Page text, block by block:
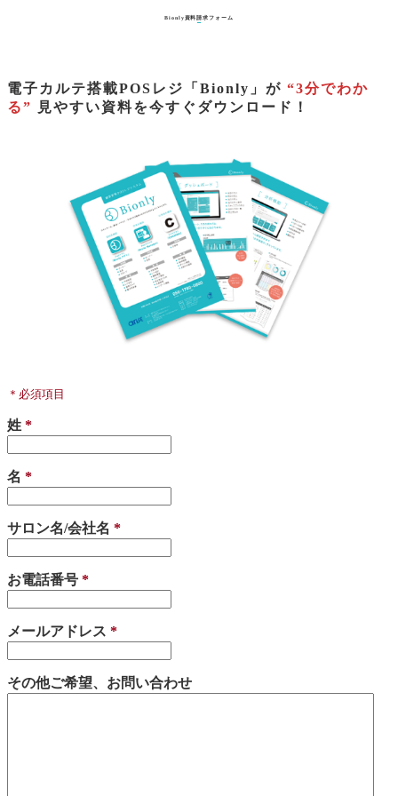
Bionly資料請求フォーム
電子カルテ搭載POSレジ「Bionly」が “3分でわか
る”
見やすい資料を今すぐダウンロード！
＊必須項目
姓 *
名 *
サロン名/会社名 *
お電話番号 *
メールアドレス *
その他ご希望、お問い合わせ